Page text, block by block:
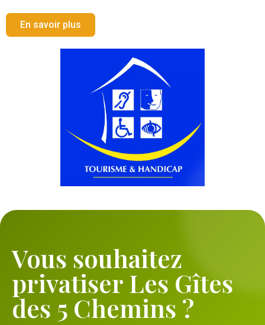
En savoir plus
Vous souhaitez
privatiser Les Gîtes
des 5 Chemins ?